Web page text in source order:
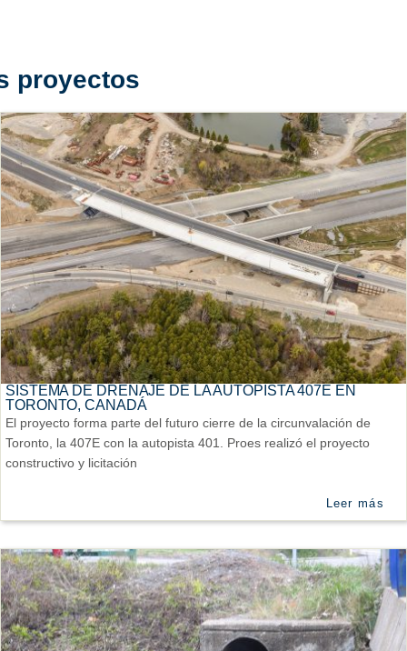
proyectos
SISTEMA DE DRENAJE DE LA AUTOPISTA 407E EN
TORONTO, CANADÁ
El proyecto forma parte del futuro cierre de la circunvalación de
Toronto, la 407E con la autopista 401. Proes realizó el proyecto
constructivo y licitación
Leer más